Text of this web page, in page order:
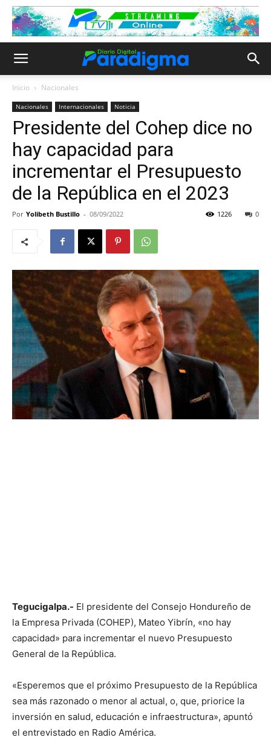
Inicio Nacionales
Nacionales Internacionales Noticia
Presidente del Cohep dice no
hay capacidad para
incrementar el Presupuesto
de la República en el 2023
Por Yolibeth Bustillo - 08/09/2022 0
1226
Tegucigalpa.- El presidente del Consejo Hondureño de
la Empresa Privada (COHEP), Mateo Yibrín, «no hay
capacidad» para incrementar el nuevo Presupuesto
General de la República.
«Esperemos que el próximo Presupuesto de la República
sea más razonado o menor al actual, o, que, priorice la
inversión en salud, educación e infraestructura», apuntó
el entrevistado en Radio América.